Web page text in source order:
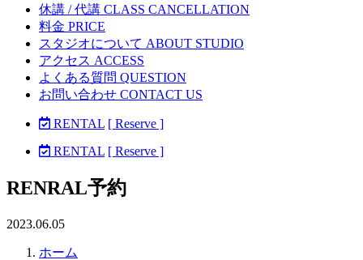
休講 / 代講 CLASS CANCELLATION
料金 PRICE
スタジオについて ABOUT STUDIO
アクセス ACCESS
よくある質問 QUESTION
お問い合わせ CONTACT US
RENTAL [ Reserve ]
RENTAL [ Reserve ]
RENRAL予約
2023.06.05
ホーム